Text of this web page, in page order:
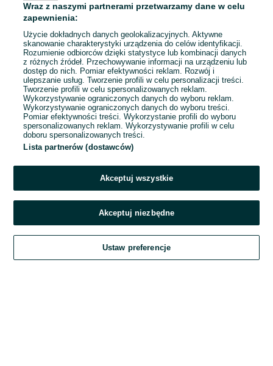
LUB
E-mail
Hasło
Zaloguj się
Kontynuując za pośrednictwem jednego z dostawców wskazanych powyżej,
OLX.pl w jego aktualnym brzmieniu.
Wraz z naszymi partnerami przetwarzamy dane w celu
zapewnienia:
Użycie dokładnych danych geolokalizacyjnych. Aktywne
skanowanie charakterystyki urządzenia do celów identyfikacji.
Rozumienie odbiorców dzięki statystyce lub kombinacji danych
z różnych źródeł. Przechowywanie informacji na urządzeniu lub
dostęp do nich. Pomiar efektywności reklam. Rozwój i
ulepszanie usług. Tworzenie profili w celu personalizacji treści.
Tworzenie profili w celu spersonalizowanych reklam.
Wykorzystywanie ograniczonych danych do wyboru reklam.
Wykorzystywanie ograniczonych danych do wyboru treści.
Pomiar efektywności treści. Wykorzystanie profili do wyboru
spersonalizowanych reklam. Wykorzystywanie profili w celu
doboru spersonalizowanych treści.
Lista partnerów (dostawców)
Akceptuj wszystkie
Akceptuj niezbędne
Ustaw preferencje